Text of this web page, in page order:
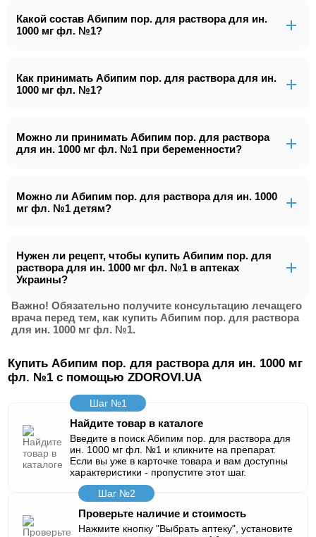
Какой состав Абипим пор. для раствора для ин.
1000 мг фл. №1?
Как принимать Абипим пор. для раствора для ин.
1000 мг фл. №1?
Можно ли принимать Абипим пор. для раствора
для ин. 1000 мг фл. №1 при беременности?
Можно ли Абипим пор. для раствора для ин. 1000
мг фл. №1 детям?
Нужен ли рецепт, чтобы купить Абипим пор. для
раствора для ин. 1000 мг фл. №1 в аптеках
Украины?
Важно! Обязательно получите консультацию лечащего
врача перед тем, как купить Абипим пор. для раствора
для ин. 1000 мг фл. №1.
Купить Абипим пор. для раствора для ин. 1000 мг
фл. №1 с помощью ZDOROVI.UA
Шаг №1
Найдите товар в каталоге
Введите в поиск Абипим пор. для раствора для
ин. 1000 мг фл. №1 и кликните на препарат.
Если вы уже в карточке товара и вам доступны
характеристики - пропустите этот шаг.
Шаг №2
Проверьте наличие и стоимость
Нажмите кнопку "Выбрать аптеку", установите